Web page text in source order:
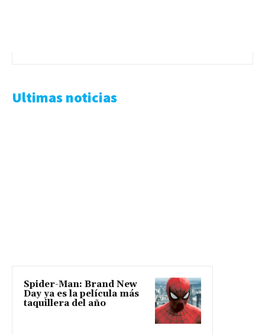
Ultimas noticias
Spider-Man: Brand New
Day ya es la película más
taquillera del año